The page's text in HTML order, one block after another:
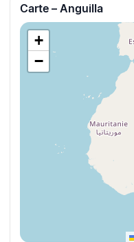
Carte – Anguilla
+
−